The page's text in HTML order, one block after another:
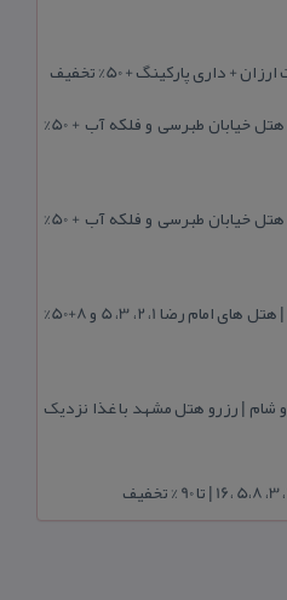
داری پارکینگ + 50% تخفیف
لیست هتل آپارتمان های مشهد در هتل خیابان طبرسی و فلکه آب + 50%
لیست هتل آپارتمان های مشهد در هتل خیابان طبرسی و فلکه آب + 50%
رزرو هتل در خیابان امام رضا مشهد | هتل‌ های امام رضا 1، 2، 3، 5 و 8+50%
شام | رزرو هتل مشهد با غذا نزدیک